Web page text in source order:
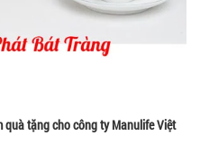
quà tặng cho công ty Manulife Việt